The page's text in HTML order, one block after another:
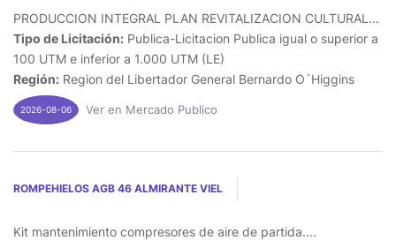
PRODUCCION INTEGRAL PLAN REVITALIZACION CULTURAL...
Tipo de Licitación: Publica-Licitacion Publica igual o superior a
100 UTM e inferior a 1.000 UTM (LE)
Región: Region del Libertador General Bernardo O´Higgins
2026-08-06 Ver en Mercado Publico
ROMPEHIELOS AGB 46 ALMIRANTE VIEL
Kit mantenimiento compresores de aire de partida....